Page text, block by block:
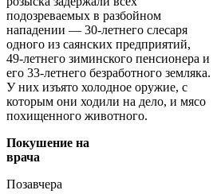
подозреваемых в разбойном
нападении — 30-летнего слесаря
одного из саянских предприятий,
49-летнего зиминского пенсионера и
его 33-летнего безработного земляка.
У них изъято холодное оружие, с
которым они ходили на дело, и мясо
похищенного животного.
Покушение на
врача
Позавчера